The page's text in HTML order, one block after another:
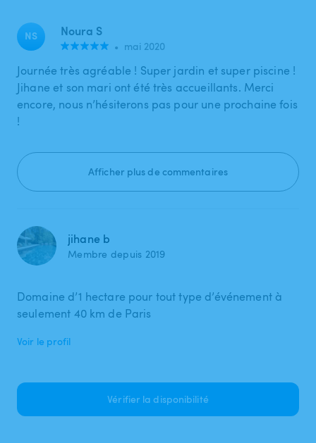
NS Noura S
• mai 2020
Journée très agréable ! Super jardin et super piscine !
Jihane et son mari ont été très accueillants. Merci
encore, nous n’hésiterons pas pour une prochaine fois
!
Afficher plus de commentaires
jihane b
Membre depuis 2019
Domaine d’1 hectare pour tout type d’événement à
seulement 40 km de Paris
Voir le profil
Vérifier la disponibilité